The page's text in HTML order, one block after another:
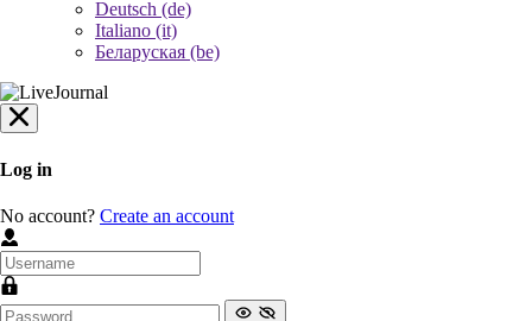
Deutsch (de)
Italiano (it)
Беларуская (be)
Log in
No account? Create an account